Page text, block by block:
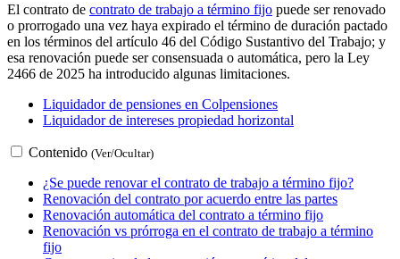
El contrato de contrato de trabajo a término fijo puede ser renovado
o prorrogado una vez haya expirado el término de duración pactado
en los términos del artículo 46 del Código Sustantivo del Trabajo; y
esa renovación puede ser consensuada o automática, pero la Ley
2466 de 2025 ha introducido algunas limitaciones.
Liquidador de pensiones en Colpensiones
Liquidador de intereses propiedad horizontal
Contenido (Ver/Ocultar)
¿Se puede renovar el contrato de trabajo a término fijo?
Renovación del contrato por acuerdo entre las partes
Renovación automática del contrato a término fijo
Renovación vs prórroga en el contrato de trabajo a término
fijo